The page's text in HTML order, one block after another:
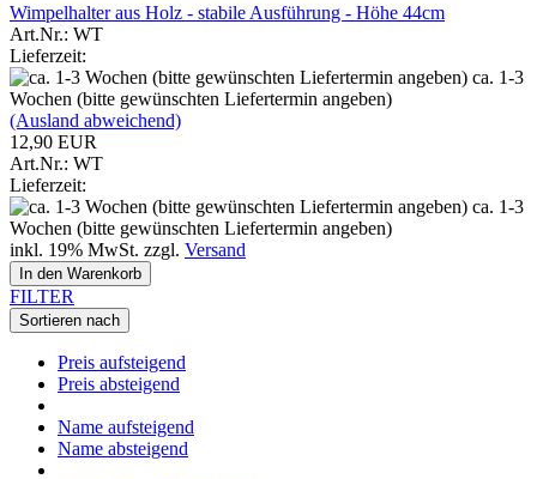
Wimpelhalter aus Holz - stabile Ausführung - Höhe 44cm
Art.Nr.: WT
Lieferzeit:
ca. 1-3
Wochen (bitte gewünschten Liefertermin angeben)
(Ausland abweichend)
12,90 EUR
Art.Nr.: WT
Lieferzeit:
ca. 1-3
Wochen (bitte gewünschten Liefertermin angeben)
inkl. 19% MwSt. zzgl. Versand
In den Warenkorb
FILTER
Sortieren nach
Preis aufsteigend
Preis absteigend
Name aufsteigend
Name absteigend